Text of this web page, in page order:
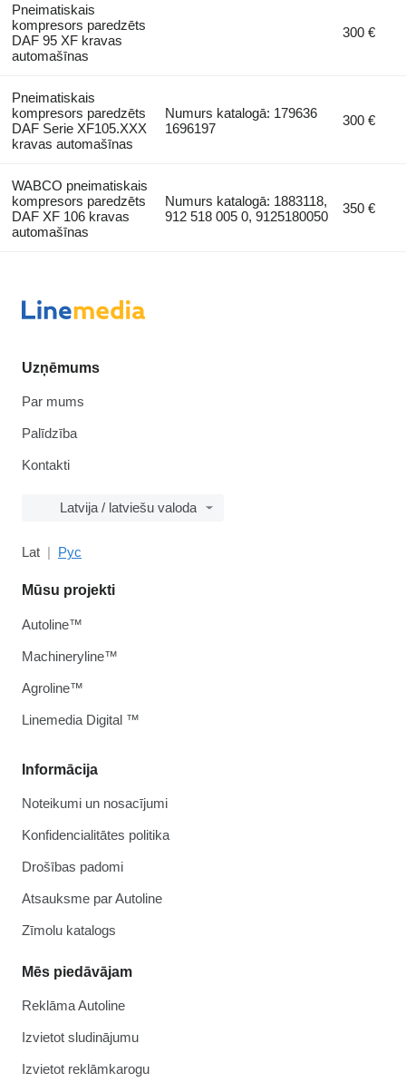
Pneimatiskais
kompresors paredzēts
DAF 95 XF kravas
automašīnas
300 €
Pneimatiskais
kompresors paredzēts
DAF Serie XF105.XXX
kravas automašīnas
Numurs katalogā: 179636
1696197
300 €
WABCO pneimatiskais
kompresors paredzēts
DAF XF 106 kravas
automašīnas
Numurs katalogā: 1883118,
912 518 005 0, 9125180050
350 €
Uzņēmums
Par mums
Palīdzība
Kontakti
Latvija / latviešu valoda
Lat Рус
Informācija
Noteikumi un nosacījumi
Konfidencialitātes politika
Drošības padomi
Atsauksme par Autoline
Zīmolu katalogs
Mēs piedāvājam
Reklāma Autoline
Izvietot sludinājumu
Izvietot reklāmkarogu
Mūsu projekti
Autoline™
Machineryline™
Agroline™
Linemedia Digital ™